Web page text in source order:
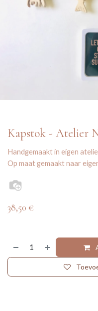
Kapstok - Atelier
Handgemaakt in eigen
Op maat gemaakt naar
38,50 €